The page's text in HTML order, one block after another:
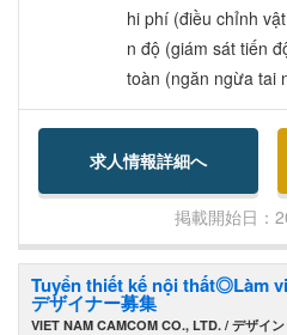
資格取得支援
hi phí (điều chỉnh vật liệu,
n độ (giám sát tiến độ
toàn (ngăn ngừa tai nạn,
ôi trường (đảm bảo
管理（学校・住宅・
ど） 品質管理（設計通り施工されているか確認）
コスト管理（資材・人件費調
理（工期進捗管理） 安全管理（事故・ケガ防止）
環境管理（周辺環境
求人情報詳細へ
掲載開始日：
Tuyển thiết kế nội thất◎Làm
デザイナー募集
VIET NAM CAMCOM CO., LTD. / デザイ